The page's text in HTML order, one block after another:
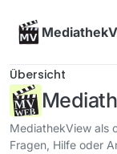
Übersicht
MediathekView als
Fragen, Hilfe oder